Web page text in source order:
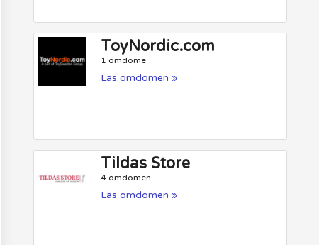
ToyNordic.com
1 omdöme
Läs omdömen »
Tildas Store
4 omdömen
Läs omdömen »